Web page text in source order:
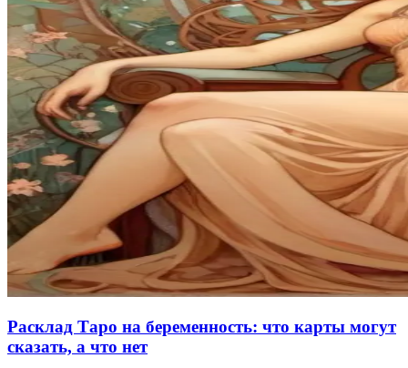
Расклад Таро на беременность: что карты могут
сказать, а что нет